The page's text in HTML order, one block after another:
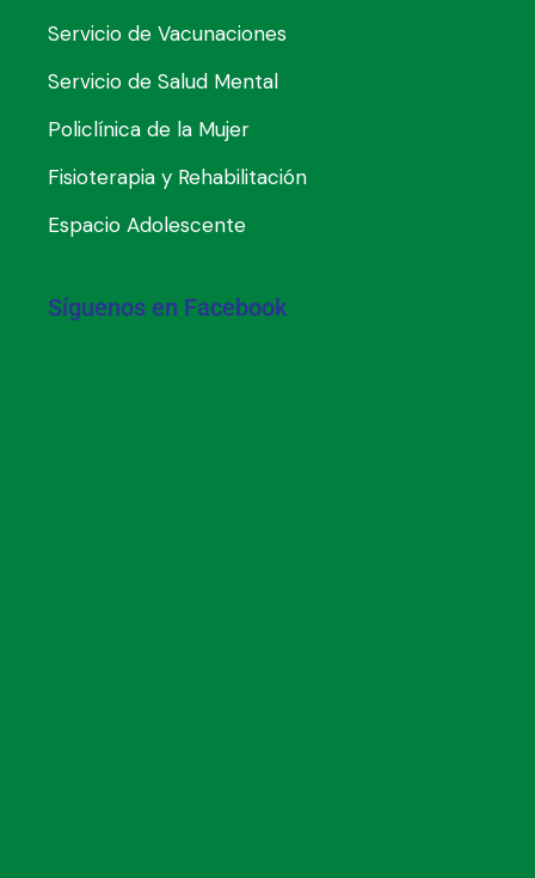
Servicio de Vacunaciones
Servicio de Salud Mental
Policlínica de la Mujer
Fisioterapia y Rehabilitación
Espacio Adolescente
Síguenos en Facebook